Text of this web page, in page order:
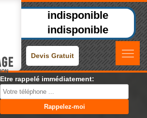
indisponible
indisponible
Devis Gratuit
Etre rappelé immédiatement: